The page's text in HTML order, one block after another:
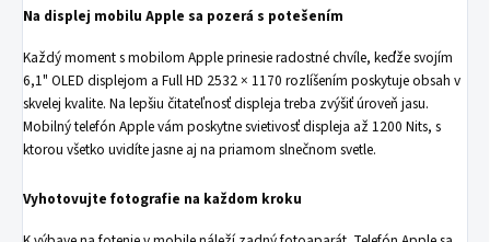
Na displej mobilu Apple sa pozerá s potešením
Každý moment s mobilom Apple prinesie radostné chvíle, keďže svojím
6,1" OLED displejom a Full HD 2532 × 1170 rozlíšením poskytuje obsah v
skvelej kvalite. Na lepšiu čitateľnosť displeja treba zvýšiť úroveň jasu.
Mobilný telefón Apple vám poskytne svietivosť displeja až 1200 Nits, s
ktorou všetko uvidíte jasne aj na priamom slnečnom svetle.
Vyhotovujte fotografie na každom kroku